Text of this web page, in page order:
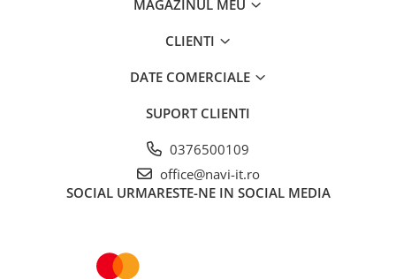
MAGAZINUL MEU
CLIENTI
DATE COMERCIALE
SUPORT CLIENTI
0376500109
office@navi-it.ro
SOCIAL URMARESTE-NE IN SOCIAL MEDIA